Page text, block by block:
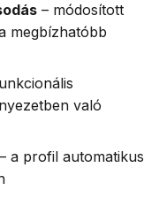
– módosított
megbízhatóbb
való
– a profil automatikus